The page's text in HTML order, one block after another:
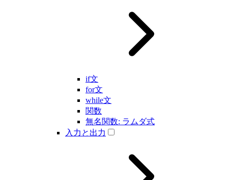
if文
for文
while文
関数
無名関数: ラムダ式
入力と出力